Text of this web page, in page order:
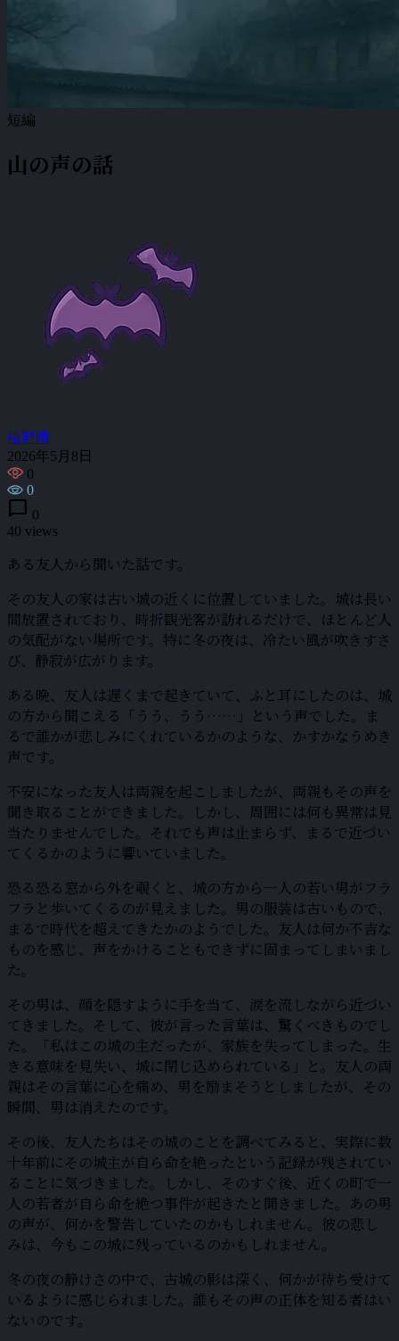
短編
山の声の話
椿野晴
2026年5月8日
0
0
chat_bubble 0
40 views
ある友人から聞いた話です。
その友人の家は古い城の近くに位置していました。城は長い
間放置されており、時折観光客が訪れるだけで、ほとんど人
の気配がない場所です。特に冬の夜は、冷たい風が吹きすさ
び、静寂が広がります。
ある晩、友人は遅くまで起きていて、ふと耳にしたのは、城
の方から聞こえる「うう、うう……」という声でした。ま
るで誰かが悲しみにくれているかのような、かすかなうめき
声です。
不安になった友人は両親を起こしましたが、両親もその声を
聞き取ることができました。しかし、周囲には何も異常は見
当たりませんでした。それでも声は止まらず、まるで近づい
てくるかのように響いていました。
恐る恐る窓から外を覗くと、城の方から一人の若い男がフラ
フラと歩いてくるのが見えました。男の服装は古いもので、
まるで時代を超えてきたかのようでした。友人は何か不吉な
ものを感じ、声をかけることもできずに固まってしまいまし
た。
その男は、顔を隠すように手を当て、涙を流しながら近づい
てきました。そして、彼が言った言葉は、驚くべきものでし
た。「私はこの城の主だったが、家族を失ってしまった。生
きる意味を見失い、城に閉じ込められている」と。友人の両
親はその言葉に心を痛め、男を励まそうとしましたが、その
瞬間、男は消えたのです。
その後、友人たちはその城のことを調べてみると、実際に数
十年前にその城主が自ら命を絶ったという記録が残されてい
ることに気づきました。しかし、そのすぐ後、近くの町で一
人の若者が自ら命を絶つ事件が起きたと聞きました。あの男
の声が、何かを警告していたのかもしれません。彼の悲し
みは、今もこの城に残っているのかもしれません。
冬の夜の静けさの中で、古城の影は深く、何かが待ち受けて
いるように感じられました。誰もその声の正体を知る者はい
ないのです。